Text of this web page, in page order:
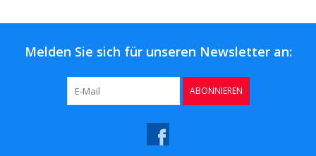
Bar & Wein
Melden Sie sich für unseren Newsletter an:
ABONNIEREN